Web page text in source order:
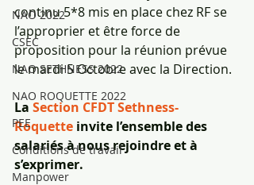
NAO 2022
CSEC
NAO SETHNESS 2022
NAO ROQUETTE 2022
PEE
Conditions de travail
Manpower
continu 5*8 mis en place chez RF se
l’approprier et être force de
proposition pour la réunion prévue
le mardi 5 Octobre avec la Direction.
La Section CFDT Sethness-
Roquette invite l’ensemble des
salariés à nous rejoindre et à
s’exprimer.